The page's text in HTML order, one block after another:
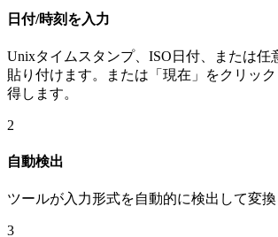
日付/時刻を入力
Unixタイムスタンプ、ISO日付、または任
貼り付けます。または「現在」をクリッ
得します。
2
自動検出
ツールが入力形式を自動的に検出して変換
3